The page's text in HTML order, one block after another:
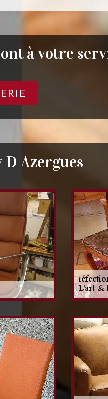
à votre
Azergues